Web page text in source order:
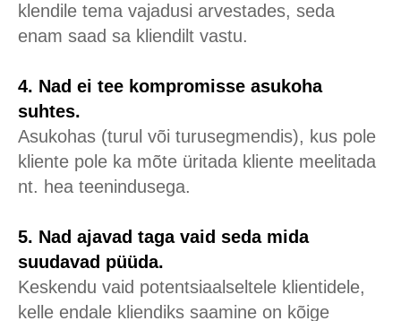
klendile tema vajadusi arvestades, seda
enam saad sa kliendilt vastu.
4. Nad ei tee kompromisse asukoha
suhtes.
Asukohas (turul või turusegmendis), kus pole
kliente pole ka mõte üritada kliente meelitada
nt. hea teenindusega.
5. Nad ajavad taga vaid seda mida
suudavad püüda.
Keskendu vaid potentsiaalseltele klientidele,
kelle endale kliendiks saamine on kõige